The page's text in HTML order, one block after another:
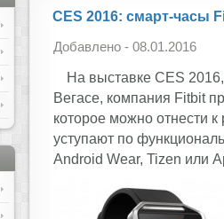
CES 2016: смарт-часы
Добавлено - 08.01.2016
На выставке CES
Вегасе, компания Fitbit
которое можно отнести
уступают по
Android Wear, Tizen или